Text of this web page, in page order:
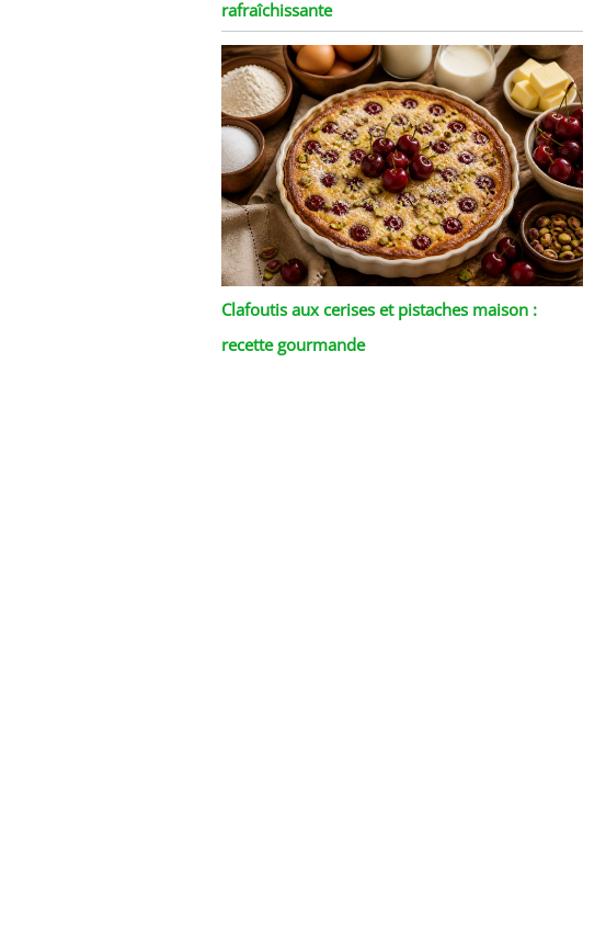
rafraîchissante
Clafoutis aux cerises et pistaches maison :
recette gourmande